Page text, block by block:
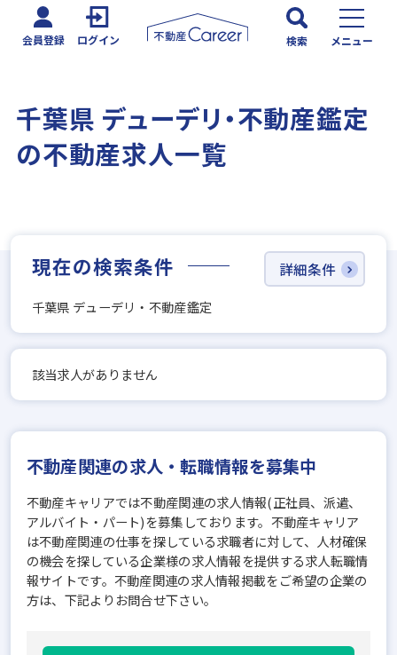
会員登録 ログイン 検索 メニュー
千葉県 デューデリ・不動産鑑定
の不動産求人一覧
現在の検索条件
千葉県 デューデリ・不動産鑑定
詳細条件
該当求人がありません
不動産関連の求人・転職情報を募集中
不動産キャリアでは不動産関連の求人情報(正社員、派遣、
アルバイト・パート)を募集しております。不動産キャリア
は不動産関連の仕事を探している求職者に対して、人材確保
の機会を探している企業様の求人情報を提供する求人転職情
報サイトです。不動産関連の求人情報掲載をご希望の企業の
方は、下記よりお問合せ下さい。